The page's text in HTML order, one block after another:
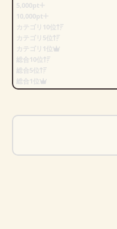
5,000pt
10,000pt
カテゴリ10位
カテゴリ5位
カテゴリ1位
総合10位
総合5位
総合1位